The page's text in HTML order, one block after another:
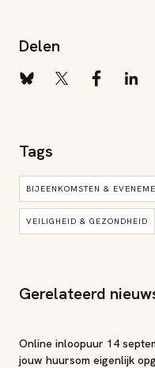
Delen
Tags
BIJEENKOMSTEN &
VEILIGHEID & GEZONDHEID
Gerelateerd
Online inloopuur 14
jouw huursom eigenlijk